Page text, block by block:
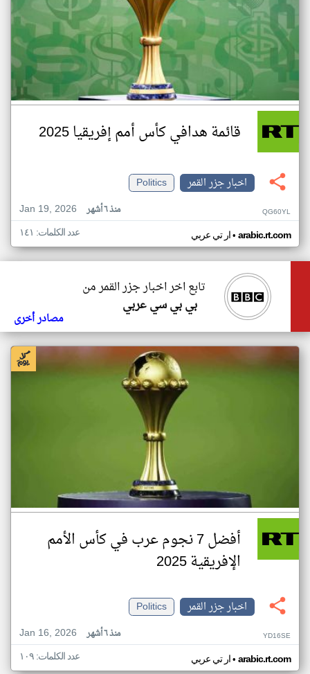
قائمة هدافي كأس أمم إفريقيا 2025
اخبار جزر القمر
Politics
Jan 19, 2026
منذ ٦ أشهر QG60YL
ار تي عربي• arabic.rt.com عدد الكلمات: ١٤١
تابع اخر اخبار جزر القمر من
بي بي سي عربي
مصادر أخرى
أفضل 7 نجوم عرب في كأس الأمم
الإفريقية 2025
اخبار جزر القمر
Politics
Jan 16, 2026
منذ ٦ أشهر YD16SE
ار تي عربي• arabic.rt.com عدد الكلمات: ١٠٩